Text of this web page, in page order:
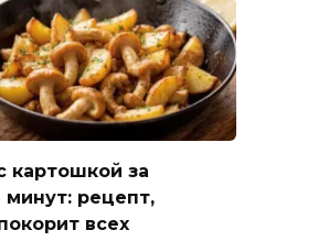
картошкой за
минут: рецепт,
всех